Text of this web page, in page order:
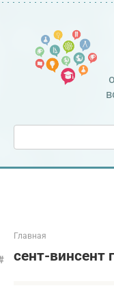
Перейти
контенту
Поиск:
Главная
сент-винсент